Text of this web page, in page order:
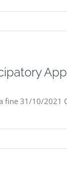
31/10/2021